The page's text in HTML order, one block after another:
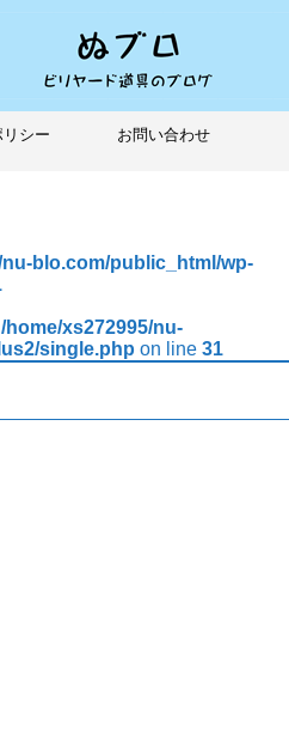
シー お問い合わせ
blo.com/public_html/wp-
/home/xs272995/nu-
single.php on line 31